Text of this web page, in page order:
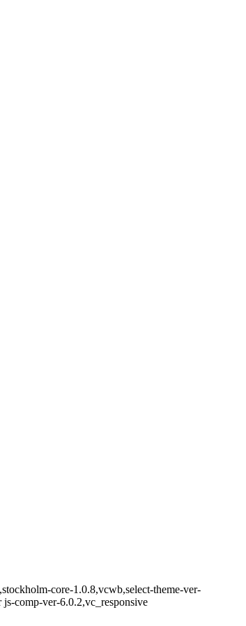
core-1.0.8,vcwb,select-theme-ver-
js-comp-ver-6.0.2,vc_responsive